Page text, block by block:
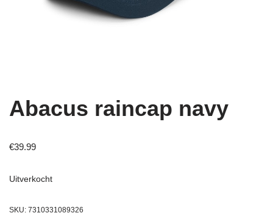
Abacus raincap navy
€39.99
Uitverkocht
SKU: 7310331089326